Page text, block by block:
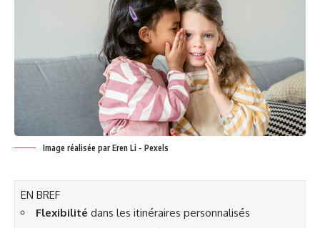
Image réalisée par Eren Li - Pexels
EN BREF
Flexibilité dans les itinéraires personnalisés